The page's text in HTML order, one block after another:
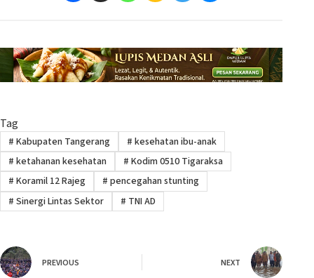
Tag
# Kabupaten Tangerang # kesehatan ibu-anak
# ketahanan kesehatan # Kodim 0510 Tigaraksa
# Koramil 12 Rajeg # pencegahan stunting
# Sinergi Lintas Sektor # TNI AD
PREVIOUS NEXT